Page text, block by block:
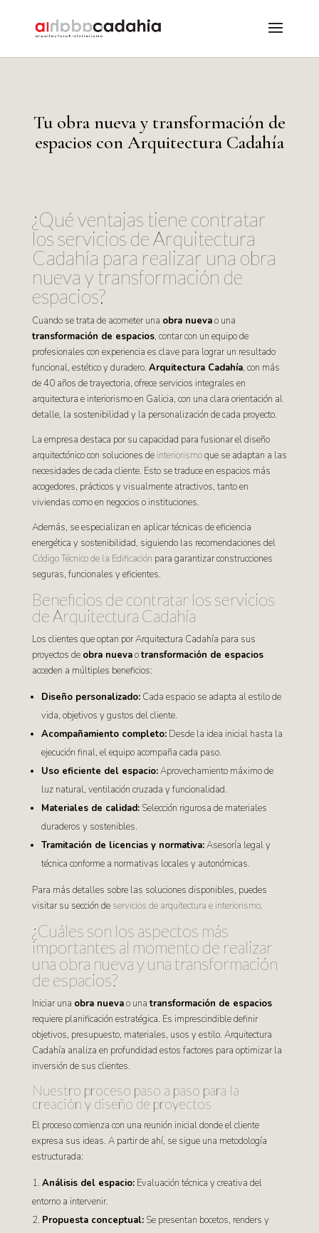
Tu obra nueva y transformación de
espacios con Arquitectura Cadahía
¿Qué ventajas tiene contratar
los servicios de Arquitectura
Cadahía para realizar una obra
nueva y transformación de
espacios?
Cuando se trata de acometer una obra nuevao una
transformación de espacios, contar con un equipo de
profesionales con experiencia es clave para lograr un resultado
funcional, estético y duradero. Arquitectura Cadahía, con más
de 40 años de trayectoria, ofrece servicios integrales en
arquitectura e interiorismo en Galicia, con una clara orientación al
detalle, la sostenibilidad y la personalización de cada proyecto.
La empresa destaca por su capacidad para fusionar el diseño
arquitectónico con soluciones de interiorismoque se adaptan a las
necesidades de cada cliente. Esto se traduce en espacios más
acogedores, prácticos y visualmente atractivos, tanto en
viviendas como en negocios o instituciones.
Además, se especializan en aplicar técnicas de eficiencia
energética y sostenibilidad, siguiendo las recomendaciones del
Código Técnico de la Edificación para garantizar construcciones
seguras, funcionales y eficientes.
Beneficios de contratar los servicios
de Arquitectura Cadahía
Los clientes que optan por Arquitectura Cadahía para sus
proyectos de obra nuevaotransformación de espacios
acceden a múltiples beneficios:
Diseño personalizado:Cada espacio se adapta al estilo de
vida, objetivos y gustos del cliente.
Acompañamiento completo:Desde la idea inicial hasta la
ejecución final, el equipo acompaña cada paso.
Uso eficiente del espacio:Aprovechamiento máximo de
luz natural, ventilación cruzada y funcionalidad.
Materiales de calidad:Selección rigurosa de materiales
duraderos y sostenibles.
Tramitación de licencias y normativa:Asesoría legal y
técnica conforme a normativas locales y autonómicas.
Para más detalles sobre las soluciones disponibles, puedes
visitar su sección de servicios de arquitectura e interiorismo.
¿Cuáles son los aspectos más
importantes al momento de realizar
una obra nueva y una transformación
de espacios?
Iniciar una obra nuevao unatransformación de espacios
requiere planificación estratégica. Es imprescindible definir
objetivos, presupuesto, materiales, usos y estilo. Arquitectura
Cadahía analiza en profundidad estos factores para optimizar la
inversión de sus clientes.
Nuestro proceso paso a paso para la
creación y diseño de proyectos
El proceso comienza con una reunión inicial donde el cliente
expresa sus ideas. A partir de ahí, se sigue una metodología
estructurada:
Análisis del espacio:Evaluación técnica y creativa del
entorno a intervenir.
Propuesta conceptual:Se presentan bocetos, renders y